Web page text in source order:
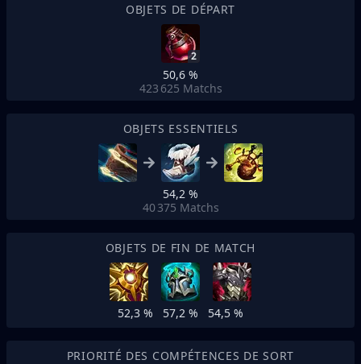
OBJETS DE DÉPART
2
50,6 %
423 625 Matchs
OBJETS ESSENTIELS
54,2 %
40 375 Matchs
OBJETS DE FIN DE MATCH
52,3 % 57,2 % 54,5 %
PRIORITÉ DES COMPÉTENCES DE SORT